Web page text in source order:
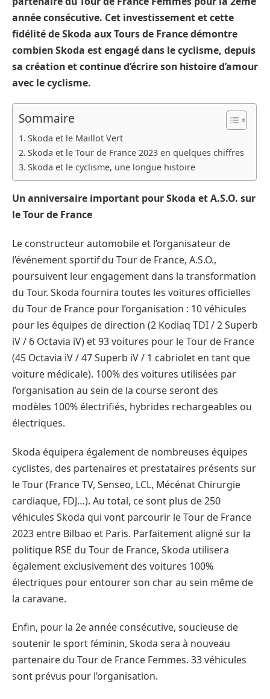
année consécutive. Cet investissement et cette
fidélité de Skoda aux Tours de France démontre
combien Skoda est engagé dans le cyclisme, depuis
sa création et continue d’écrire son histoire d’amour
avec le cyclisme.
Sommaire
Skoda et le Maillot Vert
Skoda et le Tour de France 2023 en quelques chiffres
Skoda et le cyclisme, une longue histoire
Un anniversaire important pour Skoda et A.S.O. sur
le Tour de France
Le constructeur automobile et l’organisateur de
l’événement sportif du Tour de France, A.S.O.,
poursuivent leur engagement dans la transformation
du Tour. Skoda fournira toutes les voitures officielles
du Tour de France pour l’organisation : 10 véhicules
pour les équipes de direction (2 Kodiaq TDI / 2 Superb
iV / 6 Octavia iV) et 93 voitures pour le Tour de France
(45 Octavia iV / 47 Superb iV / 1 cabriolet en tant que
voiture médicale). 100% des voitures utilisées par
l’organisation au sein de la course seront des
modèles 100% électrifiés, hybrides rechargeables ou
électriques.
Skoda équipera également de nombreuses équipes
cyclistes, des partenaires et prestataires présents sur
le Tour (France TV, Senseo, LCL, Mécénat Chirurgie
cardiaque, FDJ…). Au total, ce sont plus de 250
véhicules Skoda qui vont parcourir le Tour de France
2023 entre Bilbao et Paris. Parfaitement aligné sur la
politique RSE du Tour de France, Skoda utilisera
également exclusivement des voitures 100%
électriques pour entourer son char au sein même de
la caravane.
Enfin, pour la 2e année consécutive, soucieuse de
soutenir le sport féminin, Skoda sera à nouveau
partenaire du Tour de France Femmes. 33 véhicules
sont prévus pour l’organisation.